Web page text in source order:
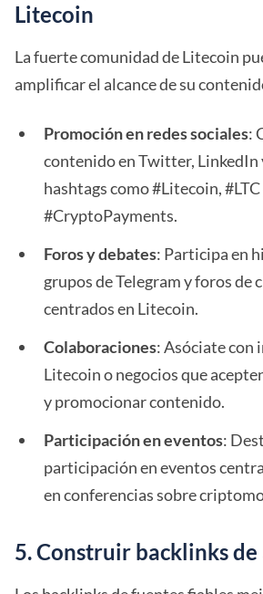
Litecoin
La fuerte comunidad de Litecoin
amplificar el alcance de su
Promoción en redes sociales:
contenido en Twitter,
hashtags como #Litecoin, #LTC
#CryptoPayments.
Foros y debates: Participa en
grupos de Telegram y foros de
centrados en Litecoin.
Colaboraciones: Asóciate con
Litecoin o negocios que
y promocionar contenido.
Participación en eventos:
participación en eventos
en conferencias sobre
5. Construir backlinks